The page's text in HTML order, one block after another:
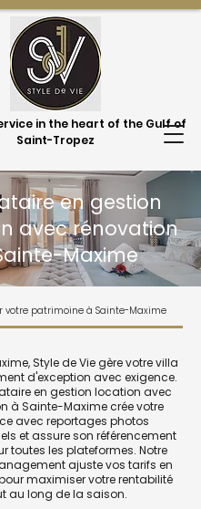
in the heart of the Gulf of
Saint-Tropez
en gestion
avec rénovation
Maxime
votre patrimoine à Sainte-Maxime
Style de Vie gère votre villa
d'exception avec exigence.
en gestion location avec
à Sainte-Maxime crée votre
avec reportages photos
et assure son référencement
toutes les plateformes. Notre
ajuste vos tarifs en
maximiser votre rentabilité
au long de la saison.